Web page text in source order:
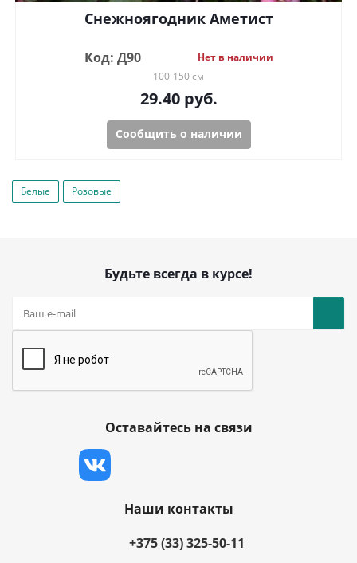
Снежноягодник Аметист
Код: Д90
Нет в наличии
100-150 см
29.40руб.
Сообщить о наличии
Белые Розовые
Будьте всегда в курсе!
Оставайтесь на связи
Наши контакты
+375 (33) 325-50-11